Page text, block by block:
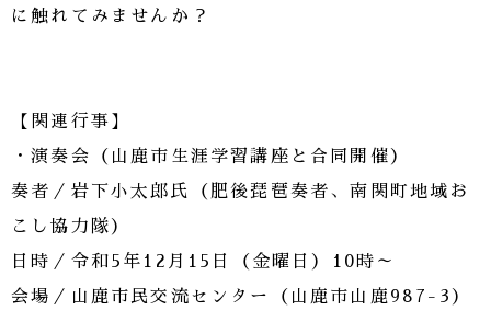
に触れてみませんか？
【関連行事】
・演奏会（山鹿市生涯学習講座と合同開催）
奏者／岩下小太郎氏（肥後琵琶奏者、南関町地域お
こし協力隊）
日時／令和5年12月15日（金曜日）10時～
会場／山鹿市民交流センター（山鹿市山鹿987-3）